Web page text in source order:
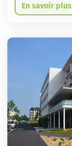
En savoir plus